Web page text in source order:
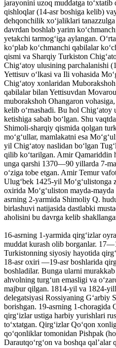
jarayonini uzoq muddatga toʻxtatib
qishloqlar (14-asr boshiga kelib)
dehqonchilik xoʻjaliklari
davrdan boshlab yarim
yetakchi tarmogʻiga aylangan.
koʻplab koʻchmanchi qabilalar
qismi va Sharqiy Turkiston
Chigʻatoy ulusining parchalanishi
Yettisuv oʻlkasi va Ili vohasida
Chigʻatoy xonlaridan
qabilalar bilan Yettisuvdan
muborakshoh Ohangaron
kelib oʻrnashadi. Bu hol
ketishiga sabab boʻlgan. Shu
Shimoli-sharqiy qismida qolgan
moʻgʻullar, mamlakatni esa
yil Chigʻatoy naslidan boʻlgan
qilib koʻtarilgan. Amir
unga qarshi 1370—90 yillarda 7-
oʻziga tobe etgan. Amir Temur
Ulugʻbek 1425-yil
oxirida Moʻgʻuliston mayda-
asrning 2-yarmida Shimoliy Q.
birlashuvi natijasida dastlabki
aholisini bu davrga kelib
16-asrning 1-yarmida qirgʻizlar
muddat kurash olib borganlar.
Turkistonning siyosiy hayotida
18-asr oxiri —19-asr boshlarida
boshladilar. Bunga ularni
ahvolning turgʻun emasligi va
majbur qilgan. 1814-yil va 1824-
delegatsiyasi Rossiyaning Gʻarbiy
borishgan. 19-asrning 1-choragida
qirgʻizlar ustiga harbiy yurishlari
toʻxtatgan. Qirgʻizlar Qoʻqon
qoʻqonliklar tomonidan Pishpak
Darautqoʻrgʻon va boshqa